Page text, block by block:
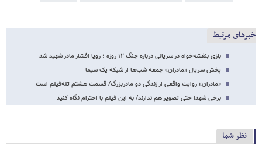
خبرهای مرتبط
بازی بنفشه‌خواه در سریالی درباره جنگ ۱۲ روزه ؛ رویا افشار مادر شهید شد
پخش سریال «مادران» جمعه شب‌ها از شبکه یک سیما
«مادران» روایت واقعی از زندگی دو مادربزرگ/ قسمت هشتم تله‌فیلم است
برخی شهدا حتی تصویر هم ندارند/ به این فیلم با احترام نگاه کنید
نظر شما